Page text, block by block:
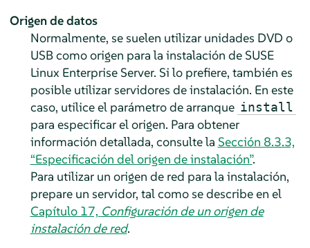
Origen de datos
Normalmente, se suelen utilizar unidades DVD o
USB como origen para la instalación de SUSE
Linux Enterprise Server. Si lo prefiere, también es
posible utilizar servidores de instalación. En este
caso, utilice el parámetro de arranque install
para especificar el origen. Para obtener
información detallada, consulte la Sección 8.3.3,
“Especificación del origen de instalación”.
Para utilizar un origen de red para la instalación,
prepare un servidor, tal como se describe en el
Capítulo 17, Configuración de un origen de
instalación de red.